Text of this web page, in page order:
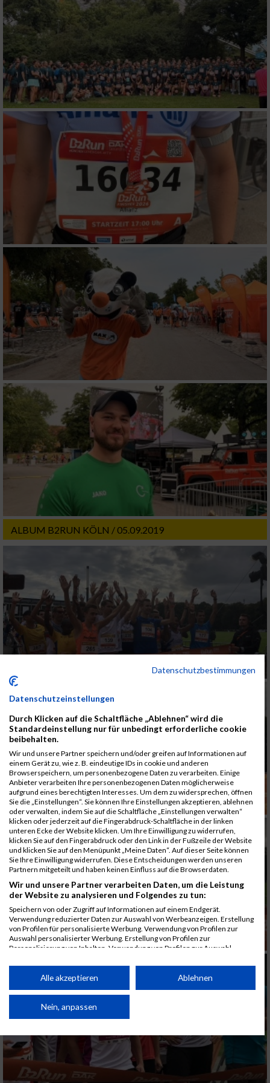
ALBUM B2RUN KÖLN / 05.09.2019
Datenschutzbestimmungen
Datenschutzeinstellungen
Durch Klicken auf die Schaltfläche „Ablehnen“ wird die
Standardeinstellung nur für unbedingt erforderliche cookie
beibehalten.
Wir und unsere Partner speichern und/oder greifen auf Informationen auf
einem Gerät zu, wie z. B. eindeutige IDs in cookie und anderen
Browserspeichern, um personenbezogene Daten zu verarbeiten. Einige
Anbieter verarbeiten Ihre personenbezogenen Daten möglicherweise
aufgrund eines berechtigten Interesses. Um dem zu widersprechen, öffnen
Sie die „Einstellungen“. Sie können Ihre Einstellungen akzeptieren, ablehnen
oder verwalten, indem Sie auf die Schaltfläche „Einstellungen verwalten“
klicken oder jederzeit auf die Fingerabdruck-Schaltfläche in der linken
unteren Ecke der Website klicken. Um Ihre Einwilligung zu widerrufen,
klicken Sie auf den Fingerabdruck oder den Link in der Fußzeile der Website
und klicken Sie auf den Menüpunkt „Meine Daten“. Auf dieser Seite können
Sie Ihre Einwilligung widerrufen. Diese Entscheidungen werden unseren
Partnern mitgeteilt und haben keinen Einfluss auf die Browserdaten.
Wir und unsere Partner verarbeiten Daten, um die Leistung
der Website zu analysieren und Folgendes zu tun:
Speichern von oder Zugriff auf Informationen auf einem Endgerät.
Verwendung reduzierter Daten zur Auswahl von Werbeanzeigen. Erstellung
von Profilen für personalisierte Werbung. Verwendung von Profilen zur
Auswahl personalisierter Werbung. Erstellung von Profilen zur
Personalisierung von Inhalten. Verwendung von Profilen zur Auswahl
Performance von Inhalten. Analyse von Zielgruppen durch Statistiken oder
Kombinationen von Daten aus verschiedenen Quellen. Entwicklung und
von Inhalten.
Daten können außerhalb der Europäischen Union weitergegeben und in die
Website/App.
Partnerliste anzeigen (1 IAB-Anbieter)
Alle akzeptieren Ablehnen
Nein, anpassen